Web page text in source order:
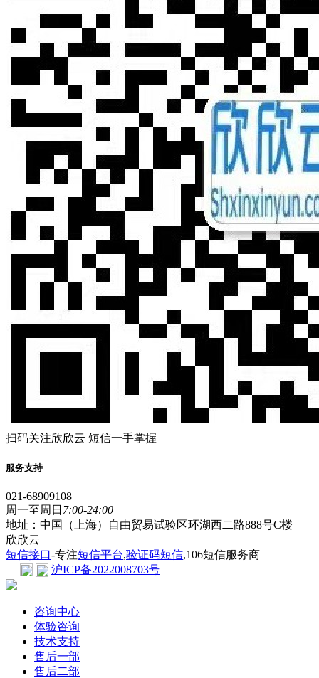
扫码关注欣欣云 短信一手掌握
服务支持
021-68909108
周一至周日 7:00-24:00
地址：中国（上海）自由贸易试验区环湖西二路888号C楼
欣欣云
短信接口-专注短信平台,验证码短信,106短信服务商
沪ICP备2022008703号
咨询中心
体验咨询
技术支持
售后一部
售后二部